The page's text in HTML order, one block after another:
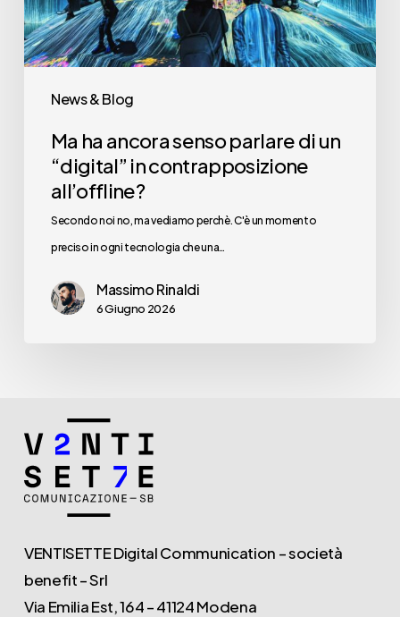
News & Blog
“digital”
in
all’offline?
Ma ha ancora senso parlare di un
“digital” in contrapposizione
all’offline?
Secondo noi no, ma vediamo perchè. C'è un momento
preciso in ogni tecnologia che una…
Massimo Rinaldi
6 Giugno 2026
VENTISETTE Digital Communication – società
benefit – Srl
Via Emilia Est, 164 – 41124 Modena